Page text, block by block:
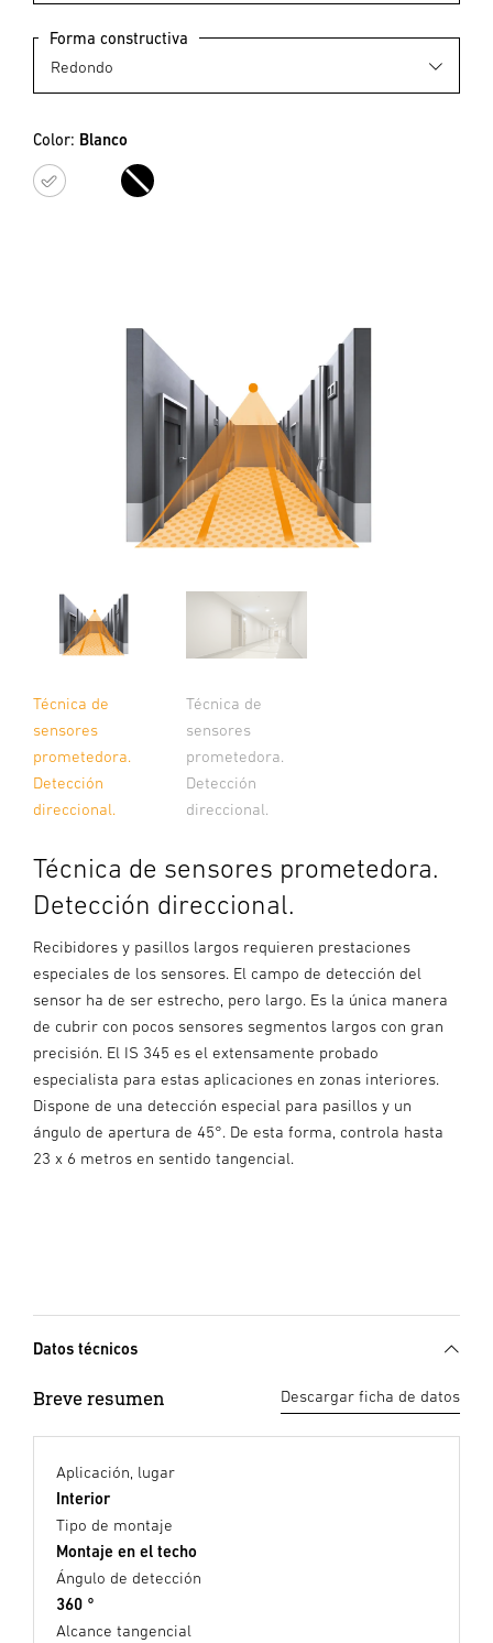
Forma constructiva
Color: Blanco
BlancoNegro
Técnica de
sensores
prometedora.
Detección
direccional.
Técnica de
sensores
prometedora.
Detección
direccional.
Técnica de sensores prometedora.
Detección direccional.
Recibidores y pasillos largos requieren prestaciones
especiales de los sensores. El campo de detección del
sensor ha de ser estrecho, pero largo. Es la única manera
de cubrir con pocos sensores segmentos largos con gran
precisión. El IS 345 es el extensamente probado
especialista para estas aplicaciones en zonas interiores.
Dispone de una detección especial para pasillos y un
ángulo de apertura de 45°. De esta forma, controla hasta
23 x 6 metros en sentido tangencial.
Datos técnicos
Breve resumen Descargar ficha de datos
Aplicación, lugar
Interior
Tipo de montaje
Montaje en el techo
Ángulo de detección
360 °
Alcance tangencial